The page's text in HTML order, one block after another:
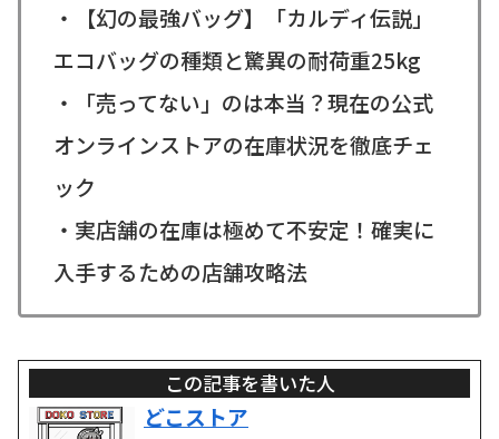
・【幻の最強バッグ】「カルディ伝説」
エコバッグの種類と驚異の耐荷重25kg
・「売ってない」のは本当？現在の公式
オンラインストアの在庫状況を徹底チェ
ック
・実店舗の在庫は極めて不安定！確実に
入手するための店舗攻略法
この記事を書いた人
どこストア